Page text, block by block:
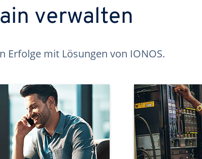
verwalten
Erfolge mit Lösungen von IONOS.